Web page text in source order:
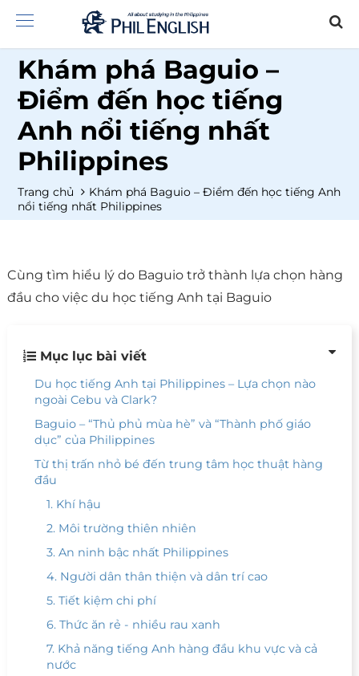
Khám phá Baguio –
Điểm đến học tiếng
Anh nổi tiếng nhất
Philippines
Trang chủ
Khám phá Baguio – Điểm đến học tiếng Anh
nổi tiếng nhất Philippines
Cùng tìm hiểu lý do Baguio trở thành lựa chọn hàng
đầu cho việc du học tiếng Anh tại Baguio
Mục lục bài viết
Du học tiếng Anh tại Philippines – Lựa chọn nào
ngoài Cebu và Clark?
Baguio – “Thủ phủ mùa hè” và “Thành phố giáo
dục” của Philippines
Từ thị trấn nhỏ bé đến trung tâm học thuật hàng
đầu
1. Khí hậu
2. Môi trường thiên nhiên
3. An ninh bậc nhất Philippines
4. Người dân thân thiện và dân trí cao
5. Tiết kiệm chi phí
6. Thức ăn rẻ - nhiều rau xanh
7. Khả năng tiếng Anh hàng đầu khu vực và cả
nước